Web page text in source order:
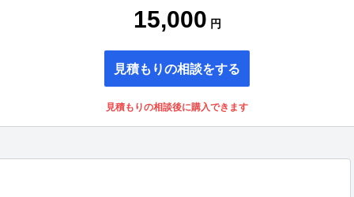
15,000 円
見積もりの相談をする
見積もりの相談後に購入できます